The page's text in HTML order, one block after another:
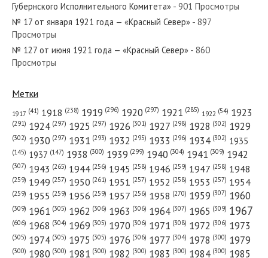
№ 111 от мая 1973 года — «Красный Север»
№ 146 от июня 1984 года — «Красный Север»
№ 192 от августа 1977 года — «Красный Север»
Губернского Исполнительного Комитета» - 901 Просмотры
№ 17 от января 1921 года — «Красный Север» - 897
Просмотры
№ 127 от июня 1921 года — «Красный Север» - 860
Просмотры
Метки
1917 (41) 1918 (238) 1919 (296) 1920 (297) 1921 (285) 1922 (54) 1923
(291) 1924 (297) 1925 (297) 1926 (301) 1927 (298) 1928 (302) 1929
(302) 1930 (297) 1931 (293) 1932 (295) 1933 (296) 1934 (302) 1935
(145) 1937 (147) 1938 (300) 1939 (299) 1940 (304) 1941 (309) 1942
(307) 1943 (265) 1944 (256) 1945 (258) 1946 (259) 1947 (258) 1948
(259) 1949 (257) 1950 (261) 1951 (257) 1952 (258) 1953 (257) 1954
(259) 1955 (259) 1956 (259) 1957 (256) 1958 (270) 1959 (307) 1960
(309) 1961 (305) 1962 (306) 1963 (306) 1964 (307) 1965 (309) 1967
(606) 1968 (304) 1969 (305) 1970 (306) 1971 (308) 1972 (306) 1973
(305) 1974 (305) 1975 (305) 1976 (306) 1977 (304) 1978 (300) 1979
(300) 1980 (300) 1981 (300) 1982 (300) 1983 (300) 1984 (300) 1985